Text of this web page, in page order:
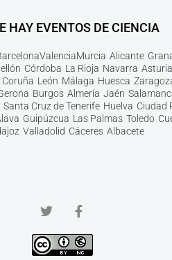
HAY EVENTOS DE CIENCIA
ValenciaMurcia Alicante
Córdoba La Rioja Navarra
Coruña León Málaga Huesca
Burgos Almería Jaén
Santa Cruz de Tenerife Huelva Ciudad
Guipúzcua Las Palmas Toledo
Valladolid Cáceres Albacete